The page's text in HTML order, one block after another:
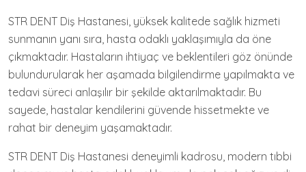
STR DENT Diş Hastanesi, yüksek kalitede sağlık hizmeti
sunmanın yanı sıra, hasta odaklı yaklaşımıyla da öne
çıkmaktadır. Hastaların ihtiyaç ve beklentileri göz önünde
bulundurularak her aşamada bilgilendirme yapılmakta ve
tedavi süreci anlaşılır bir şekilde aktarılmaktadır. Bu
sayede, hastalar kendilerini güvende hissetmekte ve
rahat bir deneyim yaşamaktadır.
STR DENT Diş Hastanesi deneyimli kadrosu, modern tıbbi